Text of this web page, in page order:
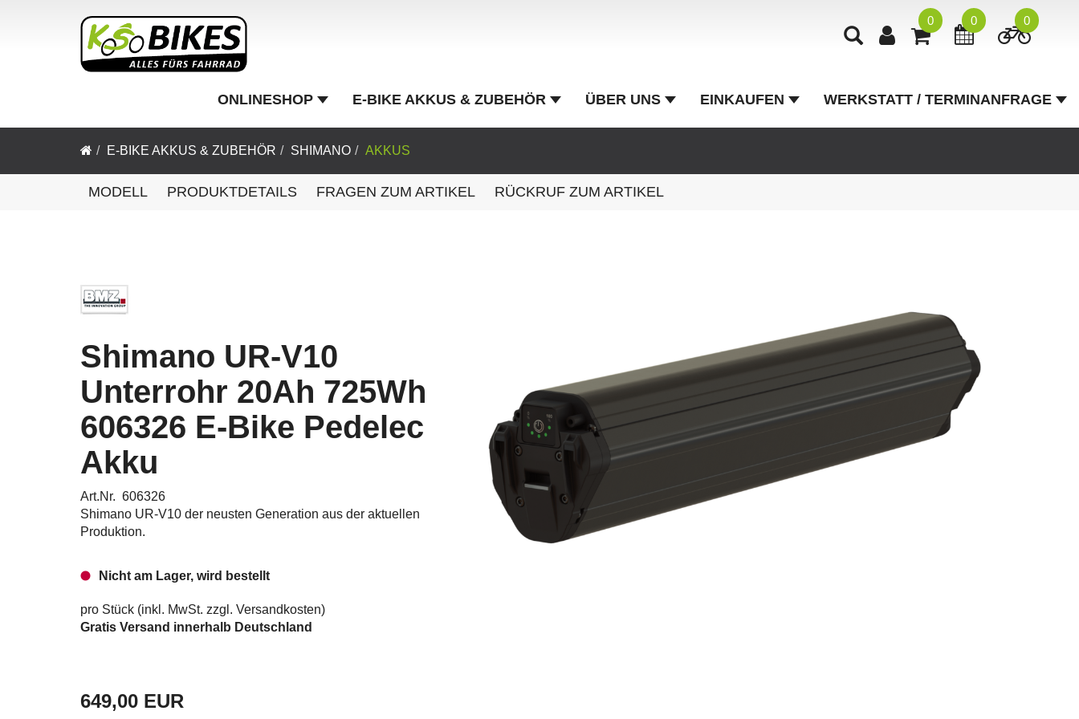
0 0 0
ONLINESHOP E-BIKE AKKUS & ZUBEHÖR ÜBER UNS EINKAUFEN WERKSTATT / TERMINANFRAGE
E-BIKE AKKUS & ZUBEHÖR SHIMANO AKKUS
MODELL PRODUKTDETAILS FRAGEN ZUM ARTIKEL RÜCKRUF ZUM ARTIKEL
Shimano UR-V10
Unterrohr 20Ah 725Wh
606326 E-Bike Pedelec
Akku
Art.Nr. 606326
Shimano UR-V10 der neusten Generation aus der aktuellen
Produktion.
Nicht am Lager, wird bestellt
pro Stück (inkl. MwSt. zzgl. Versandkosten)
Gratis Versand innerhalb Deutschland
649,00 EUR